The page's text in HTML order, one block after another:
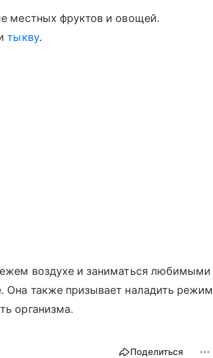
местных фруктов и овощей.
тыкву.
воздухе и заниматься любимыми
Она также призывает наладить режим
организма.
Поделиться